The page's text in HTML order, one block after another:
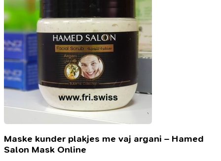
Maske kunder plakjes me vaj argani – Hamed
Salon Mask Online